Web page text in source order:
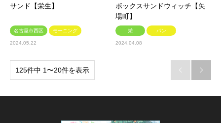
サンド【栄生】
名古屋市西区 モーニング
2024.05.22
ボックスサンドウィッチ【矢
場町】
栄 パン
2024.04.08
125件中 1〜20件を表示  